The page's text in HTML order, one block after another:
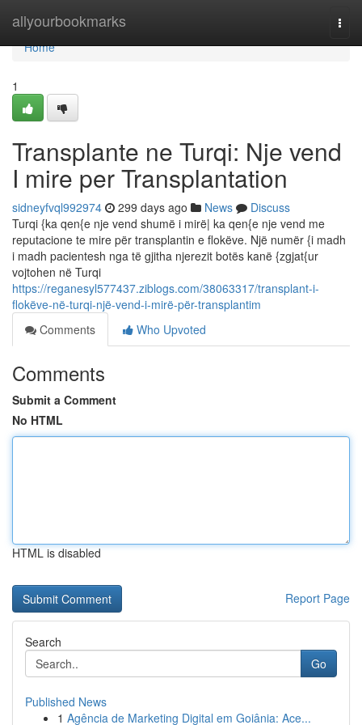
allyourbookmarks
Home
Home
1
Transplante ne Turqi: Nje vend
I mire per Transplantation
sidneyfvql992974 299 days ago News
Discuss
Turqi {ka qen{e nje vend shumë i mirë| ka qen{e nje vend me
reputacione te mire për transplantin e flokëve. Një numër {i madh
i madh pacientesh nga të gjitha njerezit botës kanë {zgjat{ur
vojtohen në Turqi
https://reganesyl577437.ziblogs.com/38063317/transplant-i-
flokëve-në-turqi-një-vend-i-mirë-për-transplantim
Comments
Who Upvoted
Comments
Submit a Comment
No HTML
HTML is disabled
Report Page
Search
Go
Published News
1 Agência de Marketing Digital em Goiânia: Ace...